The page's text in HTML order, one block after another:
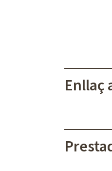
Enllaç